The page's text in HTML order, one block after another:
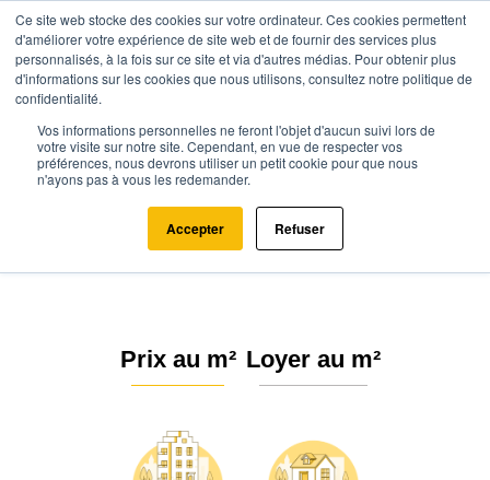
Ce site web stocke des cookies sur votre ordinateur. Ces cookies permettent
d'améliorer votre expérience de site web et de fournir des services plus
personnalisés, à la fois sur ce site et via d'autres médias. Pour obtenir plus
d'informations sur les cookies que nous utilisons, consultez notre politique de
confidentialité.
Vos informations personnelles ne feront l'objet d'aucun suivi lors de
votre visite sur notre site. Cependant, en vue de respecter vos
préférences, nous devrons utiliser un petit cookie pour que nous
n'ayons pas à vous les redemander.
Accepter Refuser
Agence.immo Prix immobilier Pays de la Loire Mayenne (53)
Prix de l'immobilier au m²
Mayenne (53)
Prix au m² Loyer au m²